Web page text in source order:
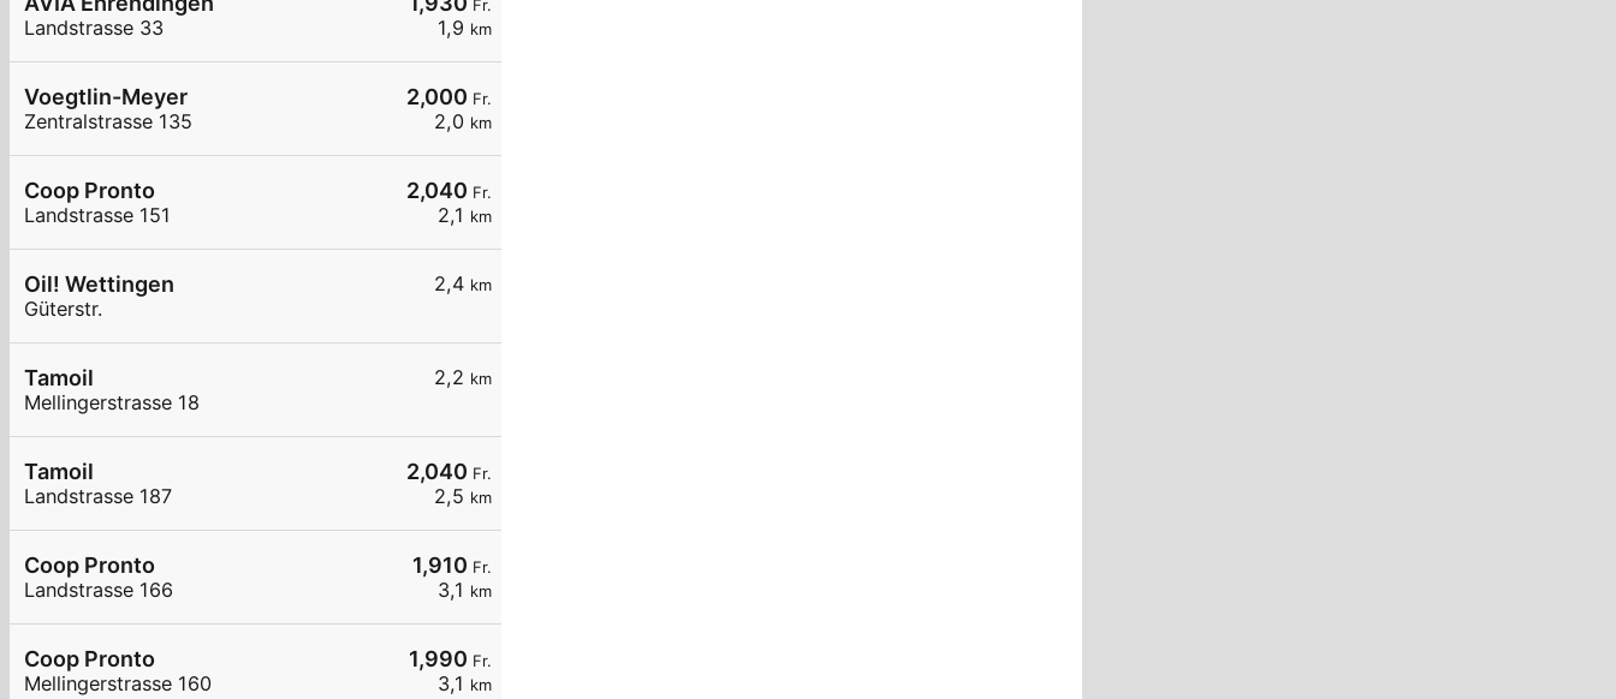
Fr.
1,9 km
Landstrasse 33
2,000 Fr.
2,0 km
Voegtlin-Meyer
Zentralstrasse 135
2,040 Fr.
2,1 km
Coop Pronto
Landstrasse 151
2,4 km
Oil! Wettingen
Güterstr.
2,2 km
Tamoil
Mellingerstrasse 18
2,040 Fr.
2,5 km
Tamoil
Landstrasse 187
1,910 Fr.
3,1 km
Coop Pronto
Landstrasse 166
1,990 Fr.
3,1 km
Coop Pronto
Mellingerstrasse 160